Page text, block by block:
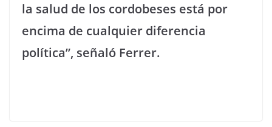
la salud de los cordobeses está por
encima de cualquier diferencia
política”, señaló Ferrer.